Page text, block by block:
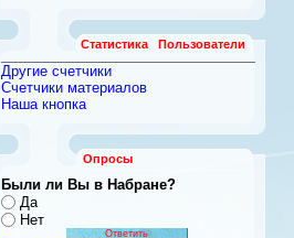
Статистика Пользователи
Другие счетчики
Счетчики материалов
Наша кнопка
Опросы
Были ли Вы в Набране?
Да
Нет